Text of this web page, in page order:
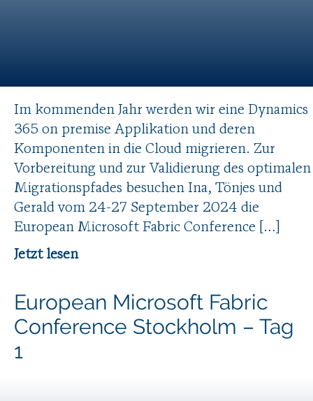
Im kommenden Jahr werden wir eine Dynamics
365 on premise Applikation und deren
Komponenten in die Cloud migrieren. Zur
Vorbereitung und zur Validierung des optimalen
Migrationspfades besuchen Ina, Tönjes und
Gerald vom 24-27 September 2024 die
European Microsoft Fabric Conference […]
Jetzt lesen
European Microsoft Fabric
Conference Stockholm – Tag
1